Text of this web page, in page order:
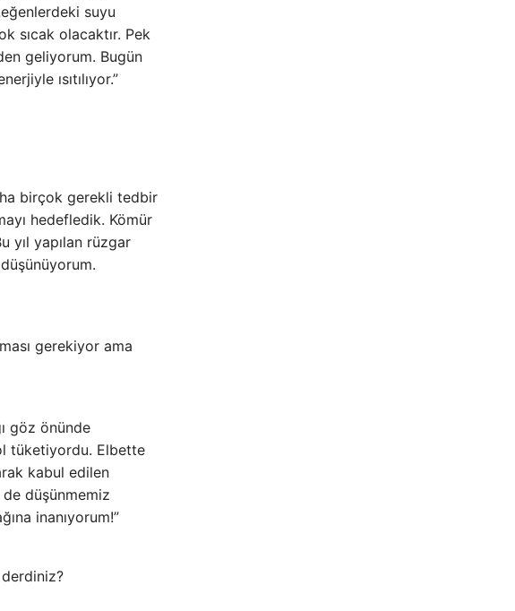
suyu
sıcak olacaktır. Pek
geliyorum. Bugün
ısıtılıyor.”
birçok gerekli tedbir
hedefledik. Kömür
yıl yapılan rüzgar
gerekiyor ama
göz önünde
tüketiyordu. Elbette
kabul edilen
düşünmemiz
inanıyorum!”